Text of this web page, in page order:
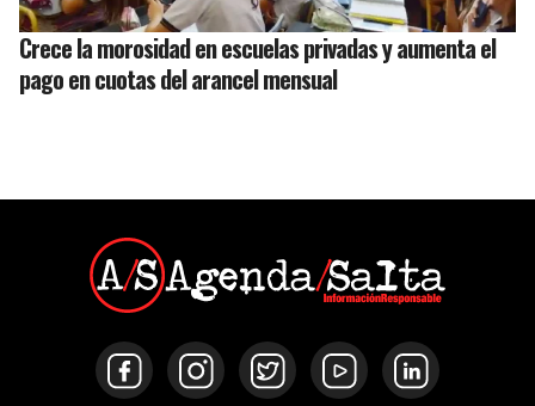
Crece la morosidad en escuelas privadas y aumenta el
pago en cuotas del arancel mensual